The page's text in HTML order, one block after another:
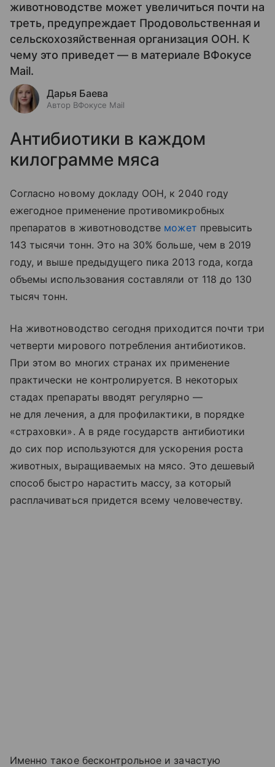
животноводстве может увеличиться почти на
треть, предупреждает Продовольственная и
сельскохозяйственная организация ООН. К
чему это приведет — в материале ВФокусе
Mail.
Дарья Баева
Автор ВФокусе Mail
Антибиотики в каждом
килограмме мяса
Согласно новому докладу ООН, к 2040 году
ежегодное применение противомикробных
препаратов в животноводстве может превысить
143 тысячи тонн. Это на 30% больше, чем в 2019
году, и выше предыдущего пика 2013 года, когда
объемы использования составляли от 118 до 130
тысяч тонн.
На животноводство сегодня приходится почти три
четверти мирового потребления антибиотиков.
При этом во многих странах их применение
практически не контролируется. В некоторых
стадах препараты вводят регулярно —
не для лечения, а для профилактики, в порядке
«страховки». А в ряде государств антибиотики
до сих пор используются для ускорения роста
животных, выращиваемых на мясо. Это дешевый
способ быстро нарастить массу, за который
расплачиваться придется всему человечеству.
Именно такое бесконтрольное и зачастую